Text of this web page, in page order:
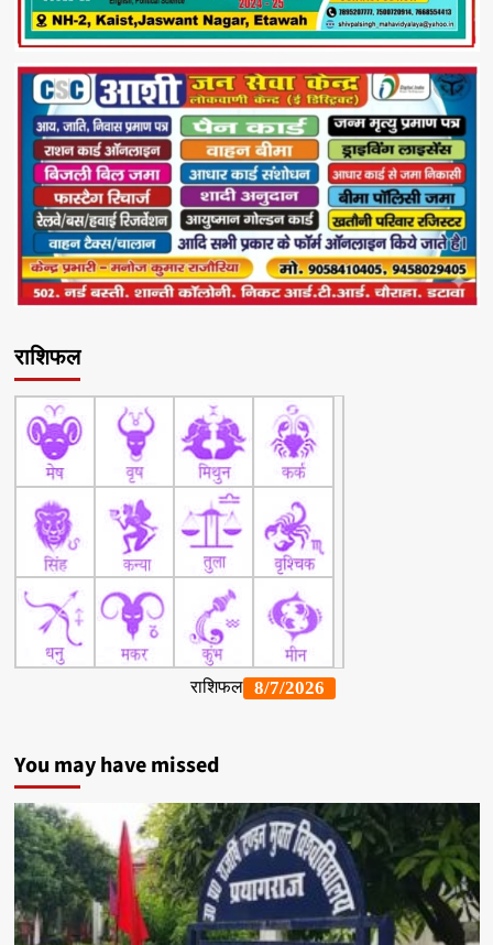
राशिफल
You may have missed